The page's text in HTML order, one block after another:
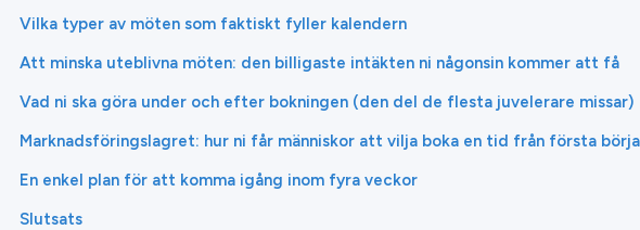
Vilka typer av möten som faktiskt fyller kalendern
Att minska uteblivna möten: den billigaste intäkten ni någonsin kommer att få
Vad ni ska göra under och efter bokningen (den del de flesta juvelerare missar)
Marknadsföringslagret: hur ni får människor att vilja boka en tid från första
En enkel plan för att komma igång inom fyra veckor
Slutsats